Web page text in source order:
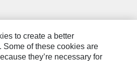
to create a better
Some of these cookies are
they’re necessary for